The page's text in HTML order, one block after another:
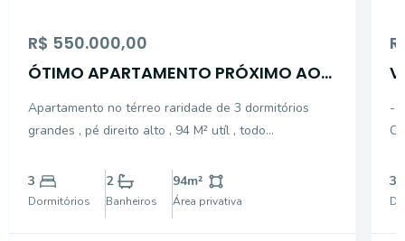
R$ 550.000,00
ÓTIMO APARTAMENTO PRÓXIMO AO
Apartamento no térreo raridade de 3 dormitórios
grandes , pé direito alto , 94 M² utíl , todo
embutidos piso taco, cozinha com armários
embutidos
3
Dormitórios
2
Banheiros
94m²
Área privativa
-
3